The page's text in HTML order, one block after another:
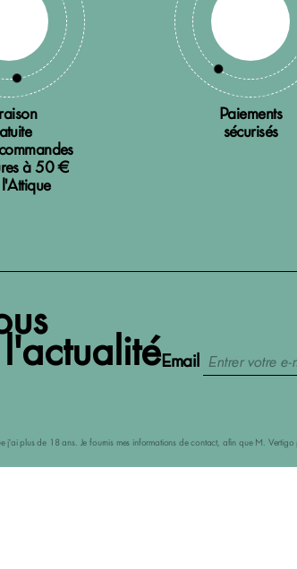
à 50 €
Paiements
sécurisés
Email
j'ai plus de 18 ans. Je fournis mes informations de contact, afin que M.